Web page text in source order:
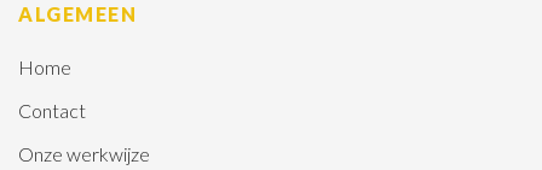
ALGEMEEN
Home
Contact
Onze werkwijze